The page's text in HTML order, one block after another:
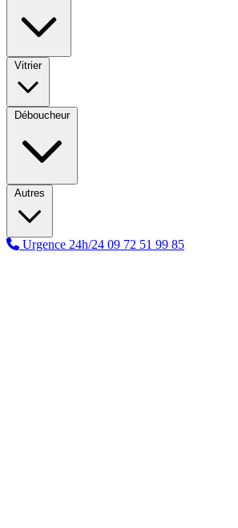
Vitrier
Déboucheur
Autres
Urgence 24h/24 09 72 51 99 85